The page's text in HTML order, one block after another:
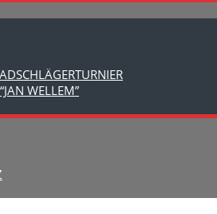
WELLEM”